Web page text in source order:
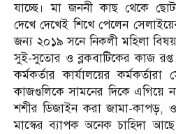
যাচ্ছে। মা জননী কাছ থেকে
দেখে দেখেই শিখে পেলেন
জন্য ২০১৯ সনে নিকলী মহিলা
সুই-সুতোর ও ব্লকবাটিকের কাজ
কর্মকর্তার কার্যালয়ের
কাজগুলিকে সামনের দিকে এগিয়ে
শশীর ডিজাইন করা জামা-কাপড়,
মাস্কের ব্যাপক অনেক চাহিদা